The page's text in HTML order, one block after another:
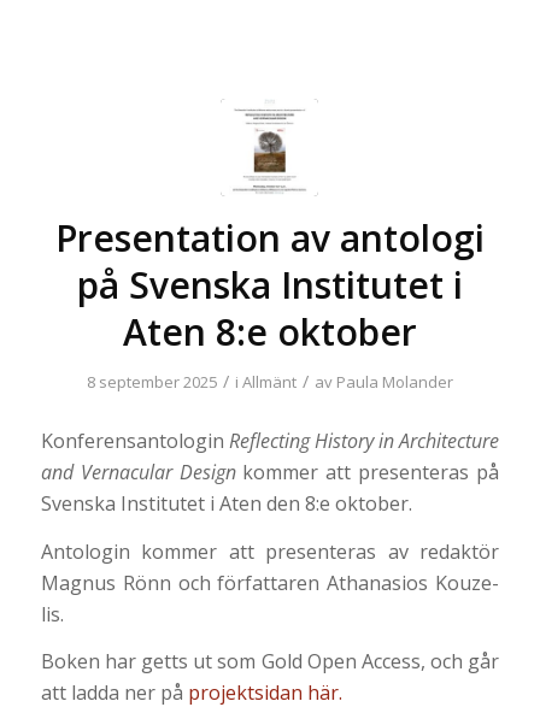
Presentation av antologi
på Svenska Institutet i
Aten 8:e oktober
8 september 2025 / i Allmänt / av Paula Molander
Konferensantologin Reflecting History in Architecture
and Vernacular Designkommer att presenteras på
Svenska Institutet i Aten den 8:e oktober.
Antologin kommer att presenteras av redaktör
Magnus Rönn och författaren At­ha­na­si­os Kou­ze­
lis.
Boken har getts ut som Gold Open Access, och går
att ladda ner på projektsidan här.